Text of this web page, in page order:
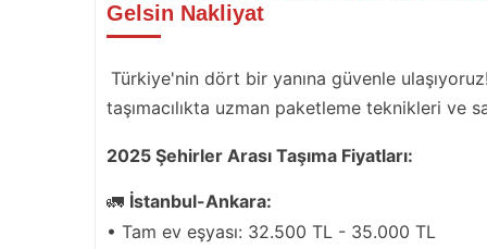
Gelsin Nakliyat
Türkiye'nin dört bir yanına güvenle ulaşıyoruz!
taşımacılıkta uzman paketleme teknikleri ve
2025 Şehirler Arası Taşıma Fiyatları:
🚛 İstanbul-Ankara:
• Tam ev eşyası: 32.500 TL - 35.000 TL